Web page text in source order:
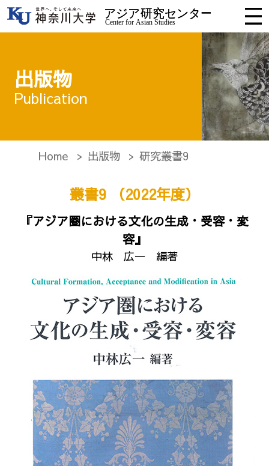
出版物
Publication
Home 出版物 研究叢書9
叢書9 （2022年度）
『アジア圏における文化の生成・受容・変
容』
中林 広一 編著